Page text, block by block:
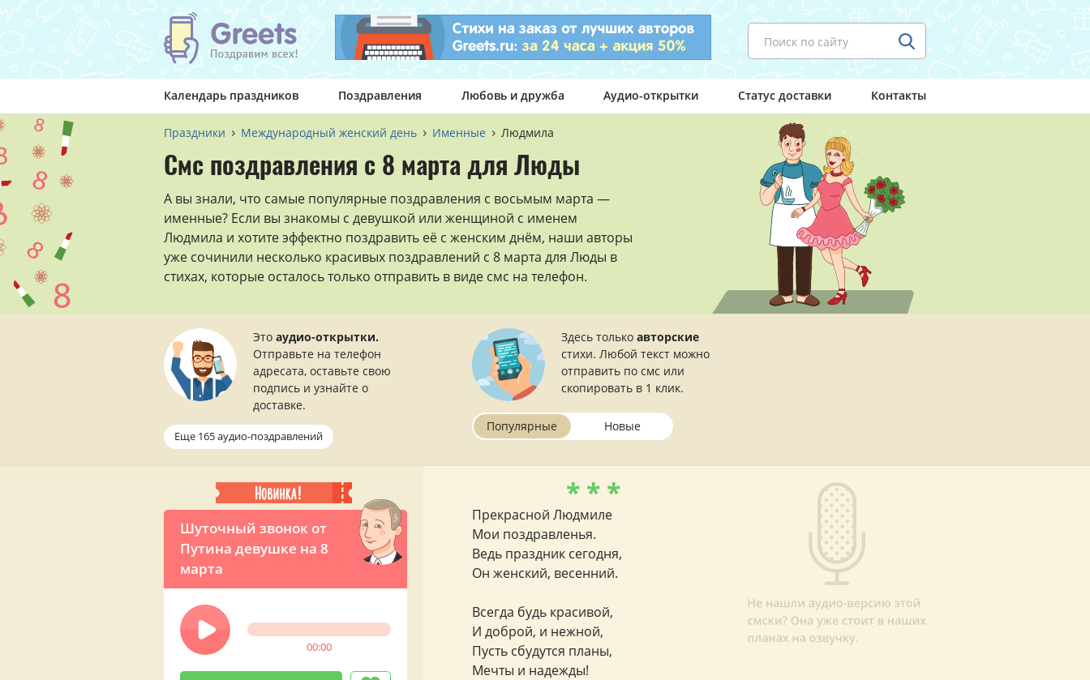
Поиск по сайту
Календарь праздников Поздравления Любовь и дружба Аудио-открытки Статус доставки Контакты
Праздники Международный женский день Именные Людмила
Смс поздравления с 8 марта для Люды
А вы знали, что самые популярные поздравления с восьмым марта —
именные? Если вы знакомы с девушкой или женщиной с именем
Людмила и хотите эффектно поздравить её с женским днём, наши авторы
уже сочинили несколько красивых поздравлений с 8 марта для Люды в
стихах, которые осталось только отправить в виде смс на телефон.
Это аудио-открытки.
Отправьте на телефон
адресата, оставьте свою
подпись и узнайте о
доставке.
Еще 165 аудио-поздравлений
Здесь только авторские
стихи. Любой текст можно
отправить по смс или
скопировать в 1 клик.
Популярные Новые
Шуточный звонок от
Путина девушке на 8
марта
00:00
* * *
Прекрасной Людмиле
Мои поздравленья.
Ведь праздник сегодня,
Он женский, весенний.
Всегда будь красивой,
И доброй, и нежной,
Пусть сбудутся планы,
Мечты и надежды!